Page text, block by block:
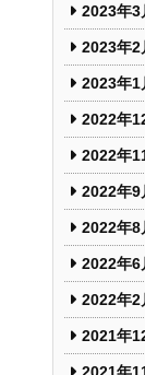
2023年3
2023年2
2023年1
2022年
2022年
2022年9
2022年8
2022年6
2022年2
2021年